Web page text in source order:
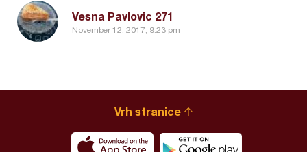
Vesna Pavlovic 271
November 12, 2017, 9:23 pm
Vrh stranice